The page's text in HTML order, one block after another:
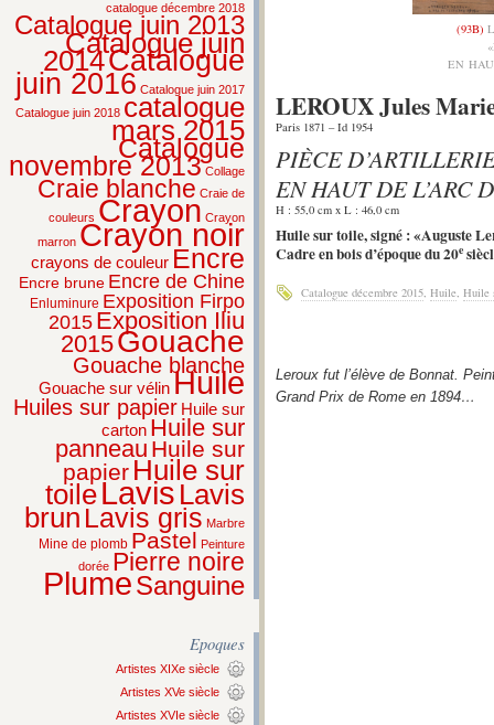
catalogue décembre 2018
Catalogue juin 2013
Catalogue juin
2014Catalogue
juin 2016 Catalogue juin 2017
Catalogue juin 2018 catalogue
mars 2015
Catalogue
novembre 2013 Collage
Craie blanche Craie de
couleurs Crayon Crayon
marron Crayon noir
crayons de couleur Encre
Encre brune Encre de Chine
Enluminure Exposition Firpo
2015 Exposition Iliu
2015Gouache
Gouache blanche
Gouache sur vélinHuile
Huiles sur papier Huile sur
carton Huile sur
panneau Huile sur
papier Huile sur
toileLavis Lavis
brun Lavis gris Marbre
Mine de plomb Pastel Peinture
dorée Pierre noire
PlumeSanguine
Epoques
Artistes XIXe siècle
Artistes XVe siècle
Artistes XVIe siècle
(93B)
EN
LEROUX Jules
Paris 1871 – Id 1954
PIÈCE
EN HAUT DE L’ARC
H : 55,0 cm x L : 46,0 cm
Huile sur toile, signé : «Auguste
Cadre en bois d’époque du 20e
Catalogue décembre 2015 Huile Huile
Leroux fut l’élève de Bonnat.
Grand Prix de Rome en 1894…